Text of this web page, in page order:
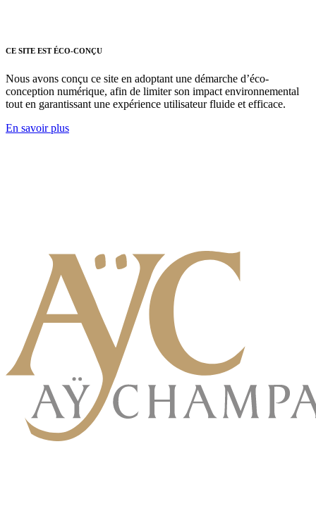
CE SITE EST ÉCO-CONÇU
Nous avons conçu ce site en adoptant une démarche d’éco-
conception numérique, afin de limiter son impact environnemental
tout en garantissant une expérience utilisateur fluide et efficace.
En savoir plus